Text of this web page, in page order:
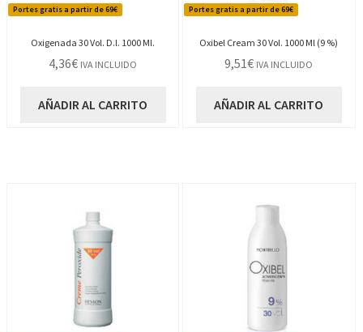
Portes gratis a partir de 69€
Oxigenada 30 Vol. D.l. 1000 Ml.
4,36€ IVA INCLUIDO
AÑADIR AL CARRITO
Portes gratis a partir de 69€
Oxibel Cream 30 Vol. 1000 Ml (9 %)
9,51€ IVA INCLUIDO
AÑADIR AL CARRITO